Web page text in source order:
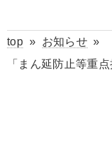
top» お知らせ»
「まん延防止等重